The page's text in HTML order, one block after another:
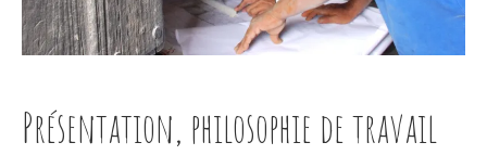
Présentation, philosophie de travail